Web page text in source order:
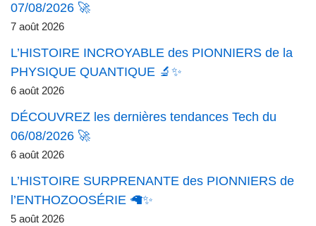
07/08/2026 🚀
7 août 2026
L’HISTOIRE INCROYABLE des PIONNIERS de la
PHYSIQUE QUANTIQUE 🔬✨
6 août 2026
DÉCOUVREZ les dernières tendances Tech du
06/08/2026 🚀
6 août 2026
L’HISTOIRE SURPRENANTE des PIONNIERS de
l’ENTHOZOOSÉRIE 🦙✨
5 août 2026